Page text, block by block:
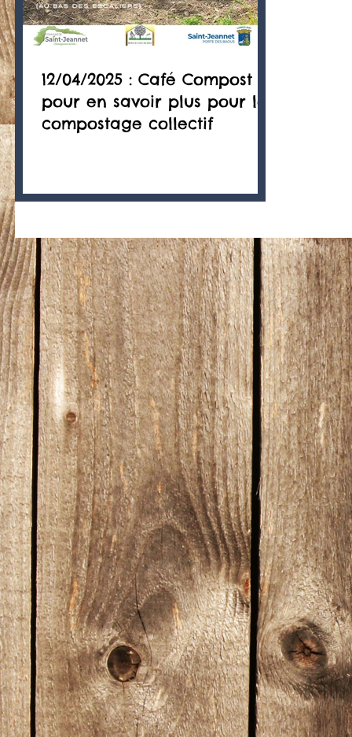
12/04/2025 : Café Compost
pour en savoir plus pour le
compostage collectif